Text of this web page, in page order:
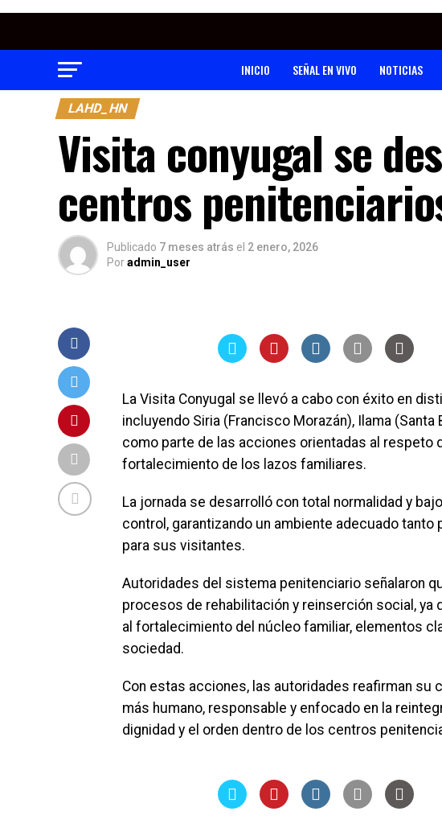
INICIO SEÑAL EN VIVO NOTICIAS
LAHD_HN
Visita conyugal se
centros
Publicado 7 meses atrás el 2 enero, 2026
Poradmin_user
La Visita Conyugal se llevó a cabo con éxito en
incluyendo Siria (Francisco Morazán), Ilama (Santa
como parte de las acciones orientadas al respeto
fortalecimiento de los lazos familiares.
La jornada se desarrolló con total normalidad y
control, garantizando un ambiente adecuado
para sus visitantes.
Autoridades del sistema penitenciario señalaron
procesos de rehabilitación y reinserción social, ya
al fortalecimiento del núcleo familiar, elementos
sociedad.
Con estas acciones, las autoridades reafirman
más humano, responsable y enfocado en la
dignidad y el orden dentro de los centros